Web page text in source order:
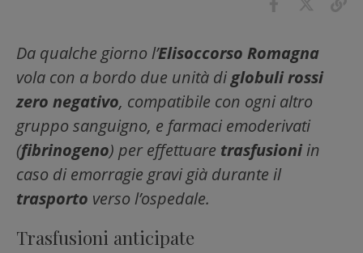
Da qualche giorno l’Elisoccorso Romagna
vola con a bordo due unità diglobuli rossi
zero negativo, compatibile con ogni altro
gruppo sanguigno, e farmaci emoderivati
(fibrinogeno) per effettuare trasfusioniin
caso di emorragie gravi già durante il
trasporto verso l’ospedale.
Trasfusioni anticipate